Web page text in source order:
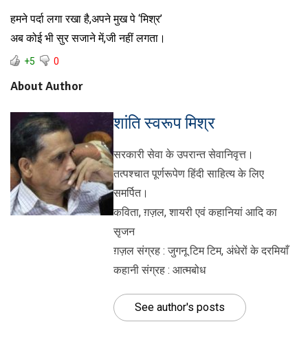
हमने पर्दा लगा रखा है,अपने मुख पे ‘मिश्र’
अब कोई भी सुर सजाने में,जी नहीं लगता।
+5 0
About Author
शांति स्वरूप मिश्र
सरकारी सेवा के उपरान्त सेवानिवृत्त।
तत्पश्चात पूर्णरूपेण हिंदी साहित्य के लिए
समर्पित।
कविता, ग़ज़ल, शायरी एवं कहानियां आदि का
सृजन
ग़ज़ल संग्रह : जुगनू टिम टिम, अंधेरों के दरमियाँ
कहानी संग्रह : आत्मबोध
See author's posts